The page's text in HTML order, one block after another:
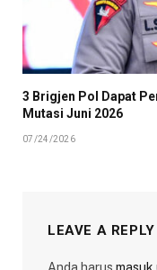
3 Brigjen Pol Dapat
Mutasi Juni 2026
07/24/2026
LEAVE A REPLY
Anda harus masuk